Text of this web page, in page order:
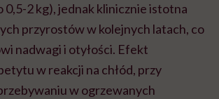
0,5-2 kg), jednak klinicznie istotna
przyrostów w kolejnych latach, co
nadwagi i otyłości. Efekt
w reakcji na chłód, przy
w ogrzewanych